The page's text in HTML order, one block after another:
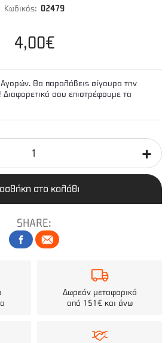
Κωδικός: 02479
4,00€
Θα παραλάβεις σίγουρα την
σου επιστρέφουμε τα
στο καλάθι
SHARE:
Δωρεάν μεταφορικά
από 151€ και άνω